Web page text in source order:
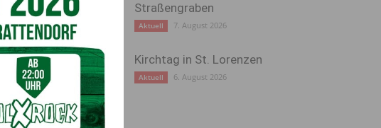
Straßengraben
Aktuell 7. August 2026
Kirchtag in St. Lorenzen
Aktuell 6. August 2026